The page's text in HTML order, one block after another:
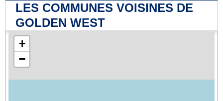
LES COMMUNES VOISINES DE
GOLDEN WEST
+
−